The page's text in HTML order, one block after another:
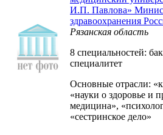
И.П. Павлова»
здравоохранения
Рязанская область
8 специальностей:
специалитет
Основные отрасли:
«науки о здоровье и
медицина»,
«сестринское дело»